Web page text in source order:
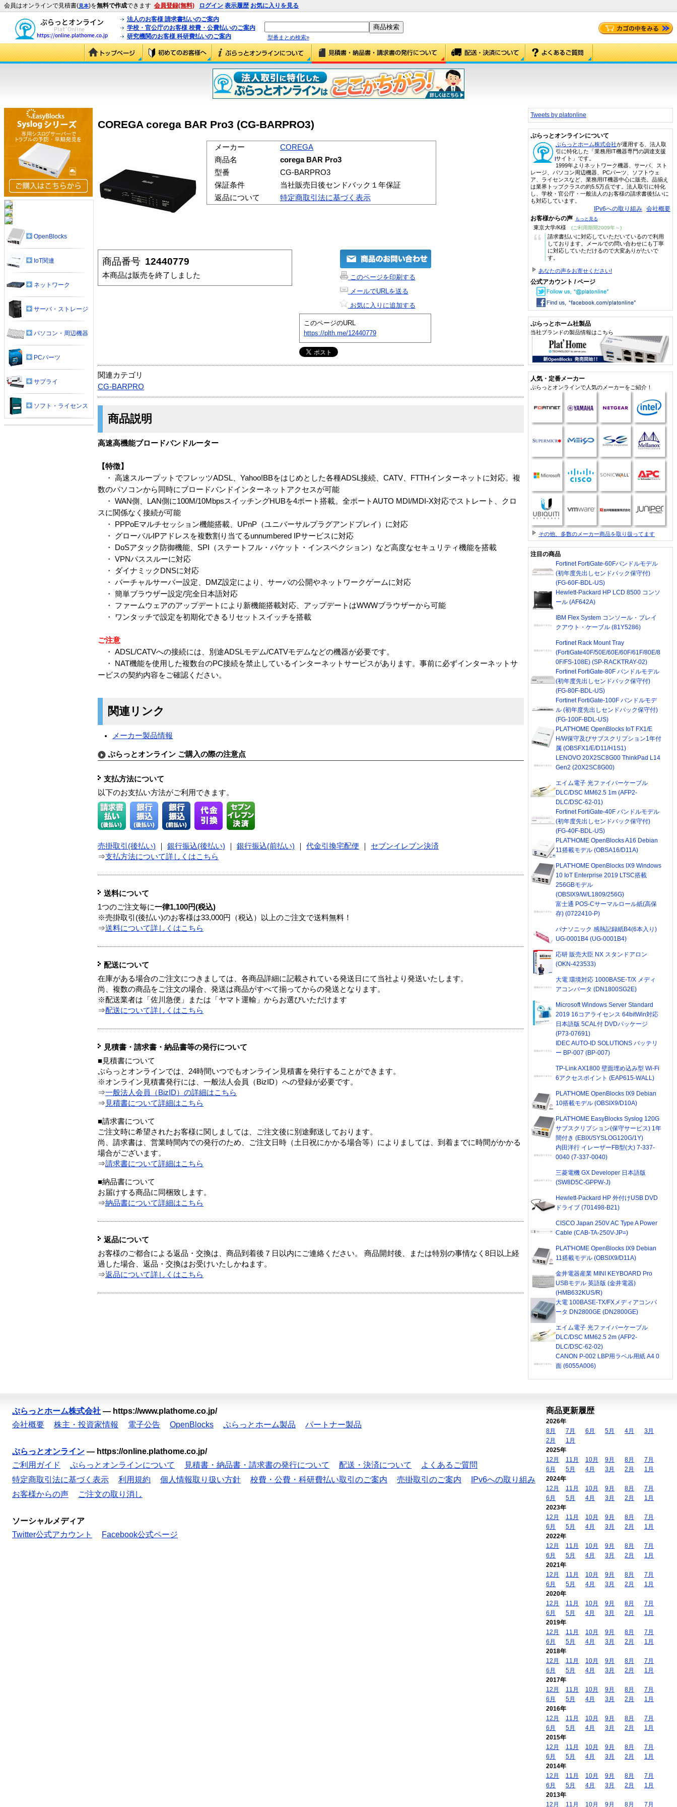
会員はオンラインで見積書(見本)を無料で作成できます 会員登録(無料) ログイン 表示履歴 お気に入りを見る
法人のお客様 請求書払いのご案内
学校・官公庁のお客様 校費・公費払いのご案内
研究機関のお客様 科研費払いのご案内
型番まとめ検索»
COREGA corega BAR Pro3 (CG-BARPRO3)
メーカー
COREGA
商品名
corega BAR Pro3
型番
CG-BARPRO3
保証条件
当社販売日後センドバック１年保証
返品について
特定商取引法に基づく表示
商品番号 12440779
本商品は販売を終了しました
このページを印刷する
メールでURLを送る
お気に入りに追加する
このページのURL
https://plth.me/12440779
関連カテゴリ
CG-BARPRO
商品説明
高速高機能ブロードバンドルーター
【特徴】
・ 高速スループットでフレッツADSL、Yahoo!BBをはじめとした各種ADSL接続、CATV、FTTHインターネットに対応。複
数のパソコンから同時にブロードバンドインターネットアクセスが可能
・ WAN側、LAN側に100M/10MbpsスイッチングHUBを4ポート搭載。全ポートAUTO MDI/MDI-X対応でストレート、クロ
スに関係なく接続が可能
・ PPPoEマルチセッション機能搭載、UPnP（ユニバーサルプラグアンドプレイ）に対応
・ グローバルIPアドレスを複数割り当てるunnumbered IPサービスに対応
・ DoSアタック防御機能、SPI（ステートフル・パケット・インスペクション）など高度なセキュリティ機能を搭載
・ VPNパススルーに対応
・ ダイナミックDNSに対応
・ バーチャルサーバー設定、DMZ設定により、サーバの公開やネットワークゲームに対応
・ 簡単ブラウザー設定/完全日本語対応
・ ファームウェアのアップデートにより新機能搭載対応、アップデートはWWWブラウザーから可能
・ ワンタッチで設定を初期化できるリセットスイッチを搭載
ご注意
・ ADSL/CATVへの接続には、別途ADSLモデム/CATVモデムなどの機器が必要です。
・ NAT機能を使用した複数台のPC接続を禁止しているインターネットサービスがあります。事前に必ずインターネットサ
ービスの契約内容をご確認ください。
関連リンク
メーカー製品情報
ぷらっとオンライン ご購入の際の注意点
支払方法について
以下のお支払い方法がご利用できます。
売掛取引(後払い) 銀行振込(後払い) 銀行振込(前払い) 代金引換宅配便
セブンイレブン決済
⇒支払方法について詳しくはこちら
送料について
1つのご注文毎に一律1,100円(税込)
※売掛取引(後払い)のお客様は33,000円（税込）以上のご注文で送料無料！
⇒送料について詳しくはこちら
配送について
在庫がある場合のご注文につきましては、各商品詳細に記載されている発送日にて当社より発送いたします。
尚、複数の商品をご注文の場合、発送は商品がすべて揃ってからの発送となります。
※配送業者は「佐川急便」または「ヤマト運輸」からお選びいただけます
⇒配送について詳しくはこちら
見積書・請求書・納品書等の発行について
■見積書について
ぷらっとオンラインでは、24時間いつでもオンライン見積書を発行することができます。
※オンライン見積書発行には、一般法人会員（BizID）への登録が必要です。
⇒一般法人会員（BizID）の詳細はこちら
⇒ 見積書について詳細はこちら
■請求書について
ご注文時に希望されたお客様に関しましては、ご注文後に別途郵送しております。
尚、請求書は、営業時間内での発行のため、ご注文日時（土日祝にかかる場合等）によりましては、到着までに時間がかかる
場合がございます。
⇒請求書について詳細はこちら
■納品書について
お届けする商品に同梱致します。
⇒納品書について詳細はこちら
返品について
お客様のご都合による返品・交換は、商品到着後７日以内にご連絡ください。 商品開封後、または特別の事情なく8日以上経
過した場合、返品・交換はお受けいたしかねます。
⇒返品について詳しくはこちら
OpenBlocks
IoT関連
ネットワーク
サーバ・ストレージ
パソコン・周辺機器
PCパーツ
サプライ
ソフト・ライセンス
Tweets by platonline
ぷらっとオンラインについて
ぷらっとホーム株式会社が運用する、法人取
引に特化した「業務用IT機器専門の調達支援
サイト」です。
1999年よりネットワーク機器、サーバ、スト
レージ、パソコン周辺機器、PCパーツ、ソフトウェ
ア、ライセンスなど、業務用IT機器中心に販売。品揃え
は業界トップクラスの約5.5万点です。法人取引に特化
し、学校・官公庁・一般法人のお客様の請求書後払いに
も対応しています。
IPv6への取り組み 会社概要
お客様からの声 もっと見る
東京大学/K様 (ご利用期間2009年～)
“
請求書払いに対応していただいているので利用
しております。メールでの問い合わせにも丁寧
に対応していただけるので大変ありがたいで
す。
あなたの声をお寄せください!
公式アカウント / ページ
ぷらっとホーム社製品
当社ブランドの製品情報はこちら
人気・定番メーカー
ぷらっとオンラインで人気のメーカーをご紹介！
その他、多数のメーカー商品を取り扱ってます
注目の商品
Fortinet FortiGate-60Fバンドルモデル
(初年度先出しセンドバック保守付)
(FG-60F-BDL-US)
Hewlett-Packard HP LCD 8500 コンソ
ール (AF642A)
IBM Flex System コンソール・ブレイ
クアウト・ケーブル (81Y5286)
Fortinet Rack Mount Tray
(FortiGate40F/50E/60E/60F/61F/80E/8
0F/FS-108E) (SP-RACKTRAY-02)
Fortinet FortiGate-80F バンドルモデル
(初年度先出しセンドバック保守付)
(FG-80F-BDL-US)
Fortinet FortiGate-100F バンドルモデ
ル (初年度先出しセンドバック保守付)
(FG-100F-BDL-US)
PLAT'HOME OpenBlocks IoT FX1/E
H/W保守及びサブスクリプション1年付
属 (OBSFX1/E/D11/H1S1)
LENOVO 20X2SC8G00 ThinkPad L14
Gen2 (20X2SC8G00)
エイム電子 光ファイバーケーブル
DLC/DSC MM62.5 1m (AFP2-
DLC/DSC-62-01)
Fortinet FortiGate-40F バンドルモデル
(初年度先出しセンドバック保守付)
(FG-40F-BDL-US)
PLAT'HOME OpenBlocks A16 Debian
11搭載モデル (OBSA16/D11A)
PLAT'HOME OpenBlocks IX9 Windows
10 IoT Enterprise 2019 LTSC搭載
256GBモデル
(OBSIX9/W/L1809/256G)
富士通 POS-Cサーマルロール紙(高保
存) (0722410-P)
パナソニック 感熱記録紙B4(6本入り)
UG-0001B4 (UG-0001B4)
応研 販売大臣 NX スタンドアロン
(OKN-423533)
大電 環境対応 1000BASE-T/X メディ
アコンバータ (DN1800SG2E)
Microsoft Windows Server Standard
2019 16コアライセンス 64bitWin対応
日本語版 5CAL付 DVDパッケージ
(P73-07691)
IDEC AUTO-ID SOLUTIONS バッテリ
ー BP-007 (BP-007)
TP-Link AX1800 壁面埋め込み型 Wi-Fi
6アクセスポイント (EAP615-WALL)
PLAT'HOME OpenBlocks IX9 Debian
10搭載モデル (OBSIX9/D10A)
PLAT'HOME EasyBlocks Syslog 120G
サブスクリプション(保守サービス) 1年
間付き (EBIX/SYSLOG120G/1Y)
内田洋行 イレーザーFB型(大) 7-337-
0040 (7-337-0040)
三菱電機 GX Developer 日本語版
(SW8D5C-GPPW-J)
Hewlett-Packard HP 外付けUSB DVD
ドライブ (701498-B21)
CISCO Japan 250V AC Type A Power
Cable (CAB-TA-250V-JP=)
PLAT'HOME OpenBlocks IX9 Debian
11搭載モデル (OBSIX9/D11A)
金井電器産業 MINI KEYBOARD Pro
USBモデル 英語版 (金井電器)
(HMB632KUS/R)
大電 100BASE-TX/FXメディアコンバ
ータ DN2800GE (DN2800GE)
エイム電子 光ファイバーケーブル
DLC/DSC MM62.5 2m (AFP2-
DLC/DSC-62-02)
CANON P-002 LBP用ラベル用紙 A4 0
面 (6055A006)
ぷらっとホーム株式会社 — https://www.plathome.co.jp/
会社概要
株主・投資家情報 電子公告 OpenBlocks ぷらっとホーム製品 パートナー製品
ぷらっとオンライン — https://online.plathome.co.jp/
ご利用ガイド
ぷらっとオンラインについて 見積書・納品書・請求書の発行について 配送・決済について
よくあるご質問
特定商取引法に基づく表示
利用規約 個人情報取り扱い方針 校費・公費・科研費払い取引のご案内 売掛取引のご案内
IPv6への取り組み
お客様からの声
ご注文の取り消し
ソーシャルメディア
Twitter公式アカウント
Facebook公式ページ
商品更新履歴
2026年
8月
7月 6月 5月 4月
3月
2月
1月
2025年
12月
11月 10月 9月 8月
7月
6月
5月 4月 3月 2月
1月
2024年
12月
11月 10月 9月 8月
7月
6月
5月 4月 3月 2月
1月
2023年
12月
11月 10月 9月 8月
7月
6月
5月 4月 3月 2月
1月
2022年
12月
11月 10月 9月 8月
7月
6月
5月 4月 3月 2月
1月
2021年
12月
11月 10月 9月 8月
7月
6月
5月 4月 3月 2月
1月
2020年
12月
11月 10月 9月 8月
7月
6月
5月 4月 3月 2月
1月
2019年
12月
11月 10月 9月 8月
7月
6月
5月 4月 3月 2月
1月
2018年
12月
11月 10月 9月 8月
7月
6月
5月 4月 3月 2月
1月
2017年
12月
11月 10月 9月 8月
7月
6月
5月 4月 3月 2月
1月
2016年
12月
11月 10月 9月 8月
7月
6月
5月 4月 3月 2月
1月
2015年
12月
11月 10月 9月 8月
7月
6月
5月 4月 3月 2月
1月
2014年
12月
11月 10月 9月 8月
7月
6月
5月 4月 3月 2月
1月
2013年
12月
11月 10月 9月 8月 7月